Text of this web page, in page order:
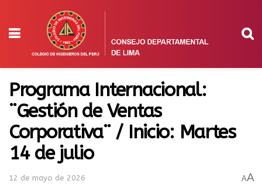
Programa Internacional:
¨Gestión de Ventas
Corporativa¨ / Inicio: Martes
14 de julio
12 de mayo de 2026 AA